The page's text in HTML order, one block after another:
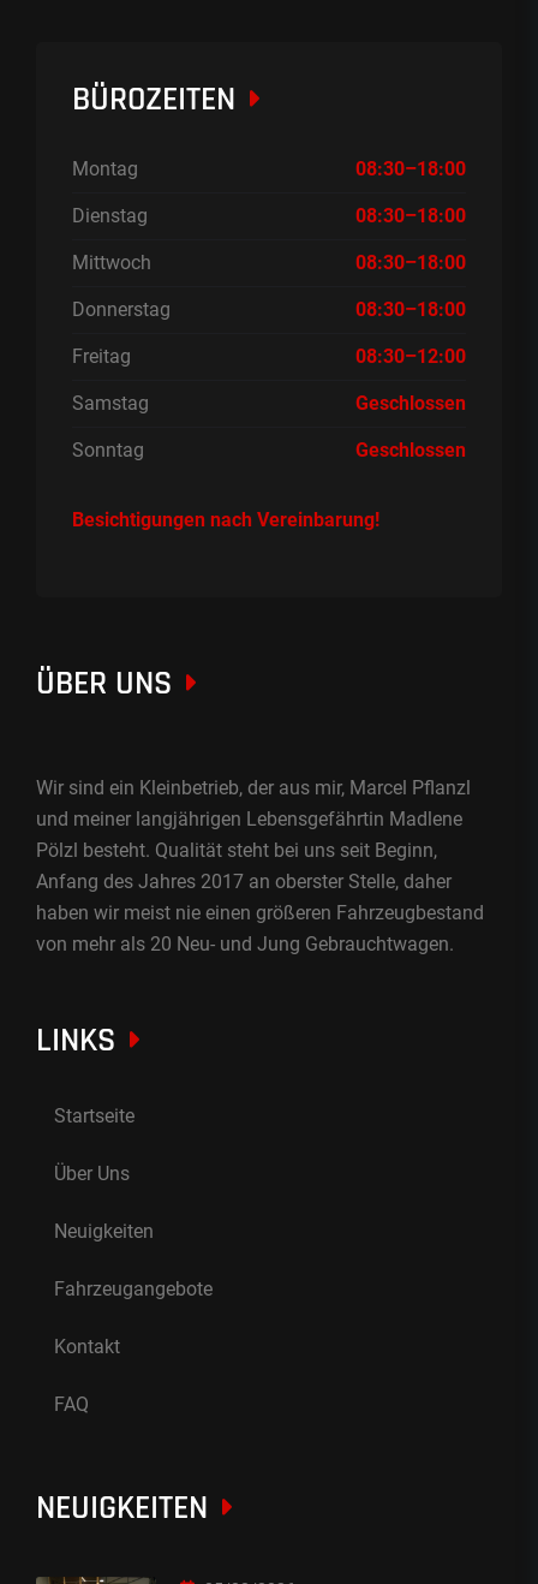
BÜROZEITEN
Montag 08:30–18:00
Dienstag 08:30–18:00
Mittwoch 08:30–18:00
Donnerstag 08:30–18:00
Freitag 08:30–12:00
Samstag Geschlossen
Sonntag Geschlossen
Besichtigungen nach Vereinbarung!
ÜBER UNS
Wir sind ein Kleinbetrieb, der aus mir, Marcel Pflanzl
und meiner langjährigen Lebensgefährtin Madlene
Pölzl besteht. Qualität steht bei uns seit Beginn,
Anfang des Jahres 2017 an oberster Stelle, daher
haben wir meist nie einen größeren Fahrzeugbestand
von mehr als 20 Neu- und Jung Gebrauchtwagen.
LINKS
Startseite
Über Uns
Neuigkeiten
Fahrzeugangebote
Kontakt
FAQ
NEUIGKEITEN